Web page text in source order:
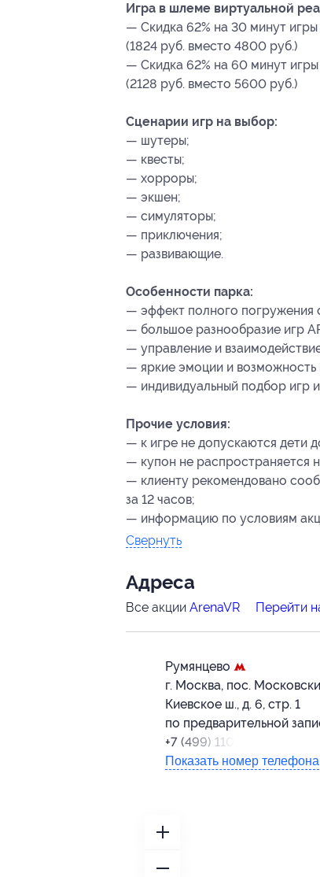
Игра в шлеме виртуальной
— Скидка 62% на 30 минут
(1824 руб. вместо 4800 руб.)
— Скидка 62% на 60 минут
(2128 руб. вместо 5600 руб.)
Сценарии игр на выбор:
— шутеры;
— квесты;
— хорроры;
— экшен;
— симуляторы;
— приключения;
— развивающие.
Особенности парка:
— эффект полного погружения
— большое разнообразие игр
— управление и
— яркие эмоции и возможность
— индивидуальный подбор игр
Прочие условия:
— к игре не допускаются дети
— купон не распространяется
— клиенту рекомендовано
за 12 часов;
— информацию по условиям
Свернуть
Адресa
Все акции ArenaVR Перейти
Румянцево
г. Москва, пос.
Киевское ш., д. 6, стр. 1
по предварительной
+7 (499) 110-81-27
Показать номер телефона